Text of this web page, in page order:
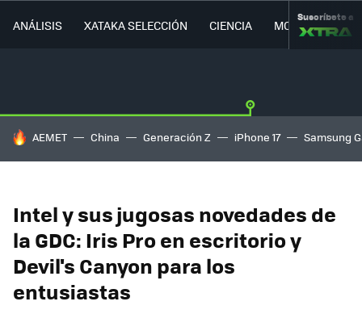
ANÁLISIS XATAKA SELECCIÓN CIENCIA MOVILIDAD
Suscríbete a
HOY SE HABLA DE
AEMET China Generación Z iPhone 17 Samsung
Intel y sus jugosas novedades de
la GDC: Iris Pro en escritorio y
Devil's Canyon para los
entusiastas